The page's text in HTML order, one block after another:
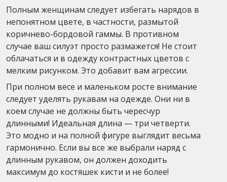
Полным женщинам следует избегать нарядов в
непонятном цвете, в частности, размытой
коричнево-бордовой гаммы. В противном
случае ваш силуэт просто размажется! Не стоит
облачаться и в одежду контрастных цветов с
мелким рисунком. Это добавит вам агрессии.
При полном весе и маленьком росте внимание
следует уделять рукавам на одежде. Они ни в
коем случае не должны быть чересчур
длинными! Идеальная длина — три четверти.
Это модно и на полной фигуре выглядит весьма
гармонично. Если вы все же выбрали наряд с
длинным рукавом, он должен доходить
максимум до костяшек кисти и не более!